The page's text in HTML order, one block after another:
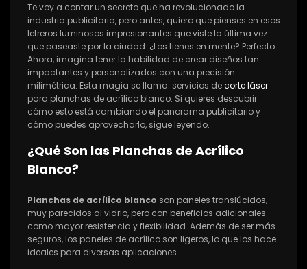
Te voy a contar un secreto que ha revolucionado la
industria publicitaria, pero antes, quiero que pienses en esos
letreros luminosos impresionantes que viste la última vez
que paseaste por la ciudad. ¿Los tienes en mente? Perfecto.
Ahora, imagina tener la habilidad de crear diseños tan
impactantes y personalizados con una precisión
milimétrica. Esta magia se llama: servicios decorte láser
para planchas de acrílico blanco. Si quieres descubrir
cómo esto está cambiando el panorama publicitario y
cómo puedes aprovecharlo, sigue leyendo.
¿Qué Son las Planchas de Acrílico
Blanco?
Planchas de acrílico blanco son paneles translúcidos,
muy parecidos al vidrio, pero con beneficios adicionales
como mayor resistencia y flexibilidad. Además de ser más
seguros, los paneles de acrílico son ligeros, lo que los hace
ideales para diversas aplicaciones.